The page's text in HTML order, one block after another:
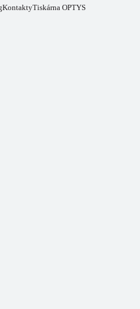
KontaktyTiskárna OPTYS